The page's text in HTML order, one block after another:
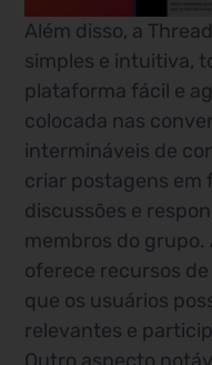
Além disso, a
simples e intuitiva,
plataforma fácil e
colocada nas
intermináveis de
criar postagens em
discussões e
membros do
oferece recursos
que os usuários
relevantes e